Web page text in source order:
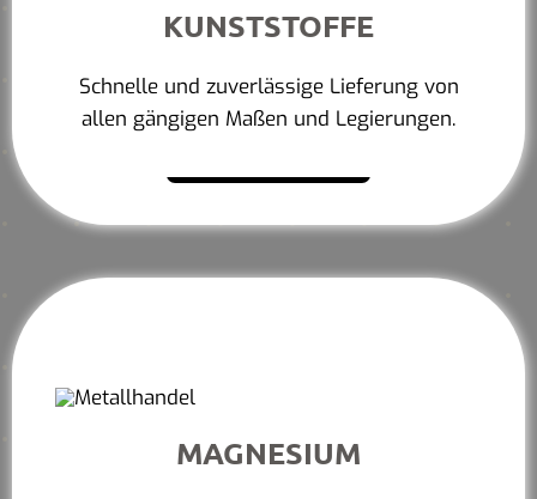
KUNSTSTOFFE
Schnelle und zuverlässige Lieferung von
allen gängigen Maßen und Legierungen.
MAGNESIUM